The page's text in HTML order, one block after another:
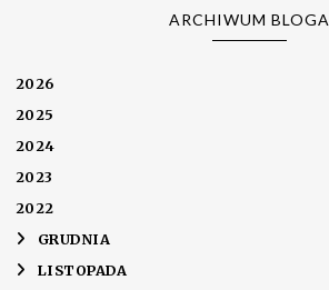
ARCHIWUM BLOGA
2026
2025
2024
2023
2022
► GRUDNIA
► LISTOPADA